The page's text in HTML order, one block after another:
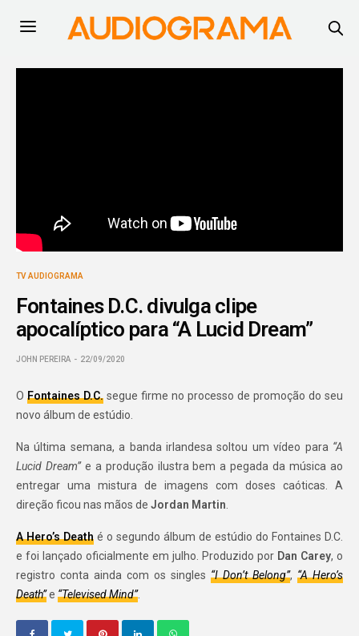
TV AUDIOGRAMA
Fontaines D.C. divulga clipe
apocalíptico para “A Lucid Dream”
JOHN PEREIRA 22/09/2020
O Fontaines D.C. segue firme no processo de promoção do seu
novo álbum de estúdio.
Na última semana, a banda irlandesa soltou um vídeo para “A
Lucid Dream”e a produção ilustra bem a pegada da música ao
entregar uma mistura de imagens com doses caóticas. A
direção ficou nas mãos deJordan Martin.
A Hero’s Death é o segundo álbum de estúdio do Fontaines D.C.
e foi lançado oficialmente em julho. Produzido por Dan Carey, o
registro conta ainda com os singles “I Don’t Belong”, “A Hero’s
Death”e“Televised Mind”.